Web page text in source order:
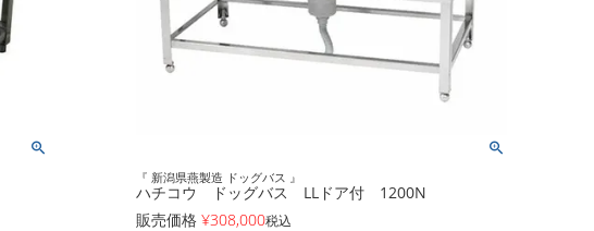
『 新潟県燕製造 ドッグバス 』
ハチコウ ドッグバス LLドア付 1200N
販売価格 ¥308,000税込